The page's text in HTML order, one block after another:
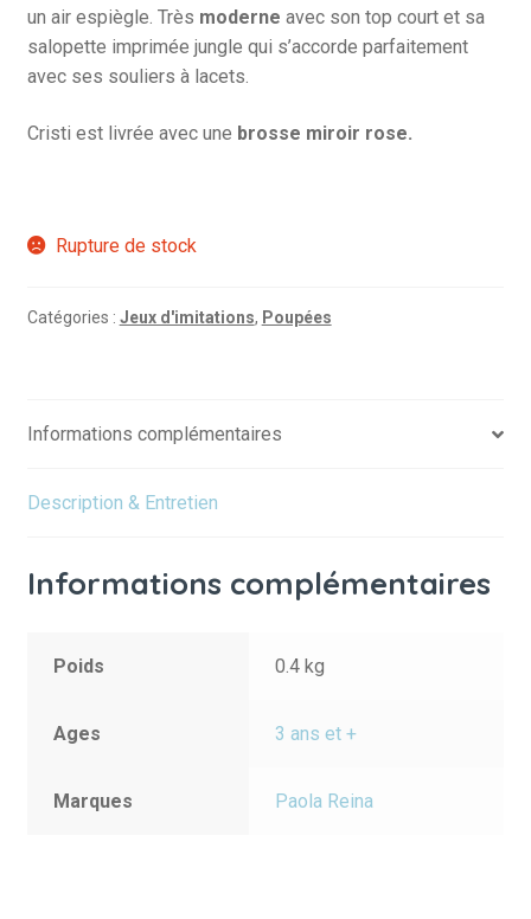
un air espiègle. Très moderne avec son top court et sa
salopette imprimée jungle qui s’accorde parfaitement
avec ses souliers à lacets.
Cristi est livrée avec une brosse miroir rose.
Rupture de stock
Catégories : Jeux d'imitations, Poupées
Informations complémentaires
Description & Entretien
Informations complémentaires
Poids 0.4 kg
Ages 3 ans et +
Marques Paola Reina